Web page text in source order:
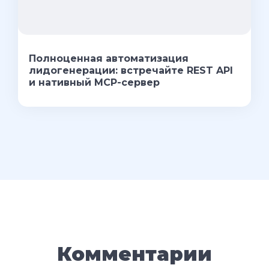
Полноценная автоматизация
лидогенерации: встречайте REST API
и нативный MCP-сервер
Комментарии